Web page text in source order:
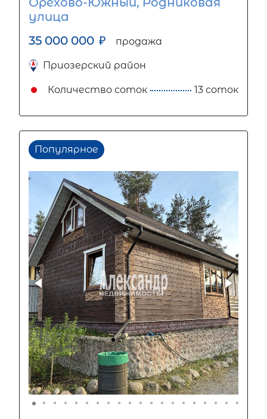
улица
35 000 000 ₽ продажа
Приозерский район
Количество соток 13 соток
Популярное